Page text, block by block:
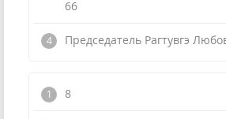
66
Председатель Рагтувгэ
8